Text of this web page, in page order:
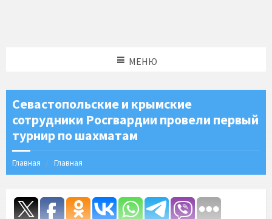
МЕНЮ
Севастопольские и крымские
сотрудники Росгвардии провели первый
турнир по шахматам
Главная Главная